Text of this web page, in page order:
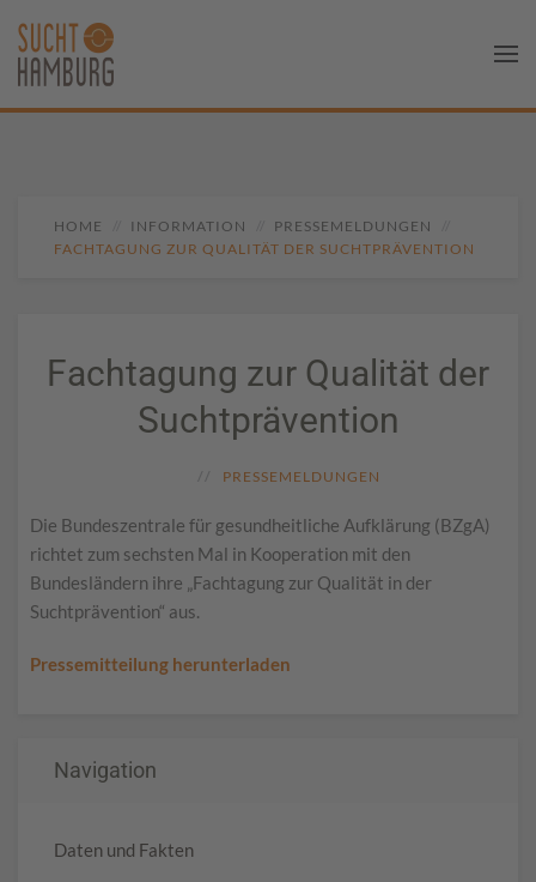
HOME INFORMATION
PRESSEMELDUNGEN
FACHTAGUNG ZUR QUALITÄT DER SUCHTPRÄVENTION
Fachtagung zur Qualität der
Suchtprävention
PRESSEMELDUNGEN
Die Bundeszentrale für gesundheitliche Aufklärung (BZgA)
richtet zum sechsten Mal in Kooperation mit den
Bundesländern ihre „Fachtagung zur Qualität in der
Suchtprävention“ aus.
Pressemitteilung herunterladen
Navigation
Daten und Fakten